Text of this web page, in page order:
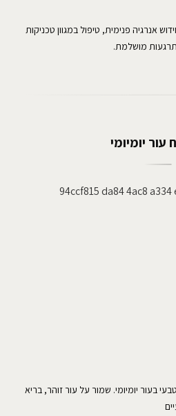
אנרגיה פנימית, טיפול במגוון טכניקות
מושלמת.
עור יומיומי
בעור יומיומי. שמור על עור זוהר, בריא